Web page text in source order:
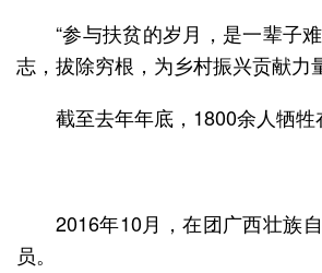
“参与扶贫的岁月，是一辈子
志，拔除穷根，为乡村振兴贡献力
截至去年年底，1800余人牺牲
2016年10月，在团广西壮族
员。